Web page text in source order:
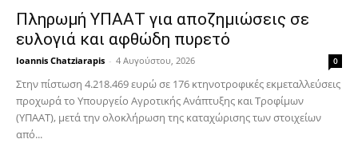
Πληρωμή ΥΠΑΑΤ για αποζημιώσεις σε
ευλογιά και αφθώδη πυρετό
Ioannis Chatziarapis - 4 Αυγούστου, 2026 0
Στην πίστωση 4.218.469 ευρώ σε 176 κτηνοτροφικές εκμεταλλεύσεις
προχωρά το Υπουργείο Αγροτικής Ανάπτυξης και Τροφίμων
(ΥΠΑΑΤ), μετά την ολοκλήρωση της καταχώρισης των στοιχείων
από...